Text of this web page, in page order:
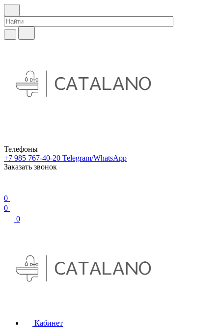
Телефоны
+7 985 767-40-20 Telegram/WhatsApp
Заказать звонок
0
0
0
Кабинет